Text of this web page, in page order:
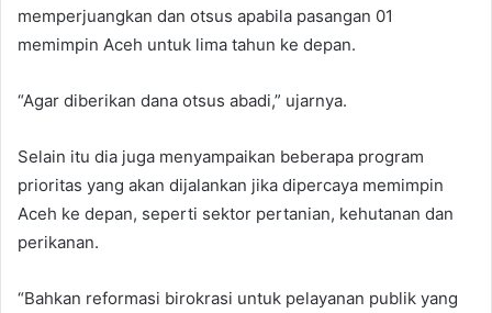
memperjuangkan dan otsus apabila pasangan 01
memimpin Aceh untuk lima tahun ke depan.
“Agar diberikan dana otsus abadi,” ujarnya.
Selain itu dia juga menyampaikan beberapa program
prioritas yang akan dijalankan jika dipercaya memimpin
Aceh ke depan, seperti sektor pertanian, kehutanan dan
perikanan.
“Bahkan reformasi birokrasi untuk pelayanan publik yang